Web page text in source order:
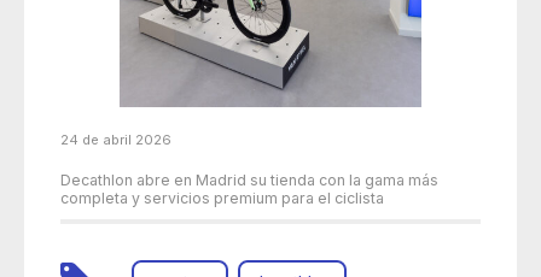
24 de abril 2026
Decathlon abre en Madrid su tienda con la gama más
completa y servicios premium para el ciclista